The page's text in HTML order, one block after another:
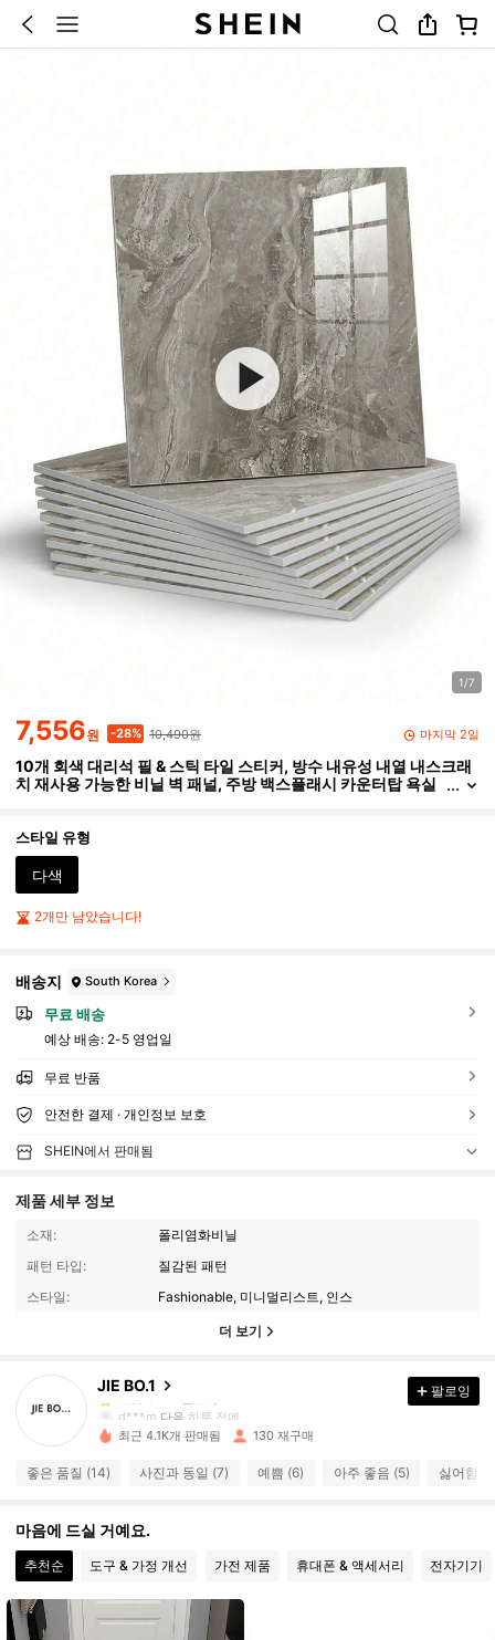
1/7
7,556원 -28% 10,490원 마지막 2일
10개 회색 대리석 필 & 스틱 타일 스티커, 방수 내유성 내열 내스크래
치 재사용 가능한 비닐 벽 패널, 주방 백스플래시 카운터탑 욕실
스타일 유형
다색
2개만 남았습니다!
배송지 South Korea
무료 배송
예상 배송: 2-5 영업일
무료 반품
안전한 결제 · 개인정보 보호
SHEIN에서 판매됨
제품 세부 정보
소재:
폴리염화비닐
패턴 타입:
질감된 패턴
스타일:
Fashionable, 미니멀리스트, 인스
더 보기
JIE BO.1
142 팔로워
4.39
142 팔로워
d***m 다음 하루 전에
4.39 142 팔로워
4.39 142 팔로워
팔로잉
최근 4.1K개 판매됨 130 재구매
좋은 품질 (14) 사진과 동일 (7) 예쁨 (6) 아주 좋음 (5) 싫어함
마음에 드실 거예요.
추천순 도구 & 가정 개선 가전 제품 휴대폰 & 액세서리 전자기기